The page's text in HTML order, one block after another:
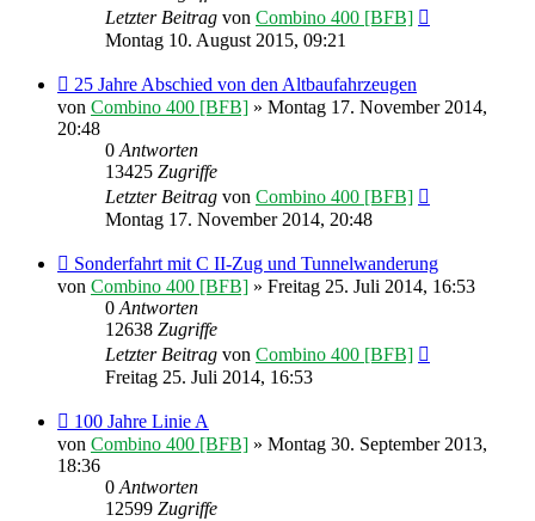
Letzter Beitrag von Combino 400 [BFB]
Montag 10. August 2015, 09:21
25 Jahre Abschied von den Altbaufahrzeugen
von Combino 400 [BFB] » Montag 17. November 2014,
20:48
0Antworten
13425 Zugriffe
Letzter Beitrag von Combino 400 [BFB]
Montag 17. November 2014, 20:48
Sonderfahrt mit C II-Zug und Tunnelwanderung
von Combino 400 [BFB] » Freitag 25. Juli 2014, 16:53
0Antworten
12638 Zugriffe
Letzter Beitrag von Combino 400 [BFB]
Freitag 25. Juli 2014, 16:53
100 Jahre Linie A
von Combino 400 [BFB] » Montag 30. September 2013,
18:36
0Antworten
12599 Zugriffe